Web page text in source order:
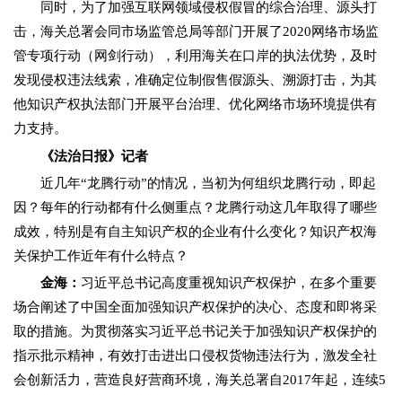
同时，为了加强互联网领域侵权假冒的综合治理、源头打
击，海关总署会同市场监管总局等部门开展了2020网络市场监
管专项行动（网剑行动），利用海关在口岸的执法优势，及时
发现侵权违法线索，准确定位制假售假源头、溯源打击，为其
他知识产权执法部门开展平台治理、优化网络市场环境提供有
力支持。
《法治日报》记者
近几年“龙腾行动”的情况，当初为何组织龙腾行动，即起
因？每年的行动都有什么侧重点？龙腾行动这几年取得了哪些
成效，特别是有自主知识产权的企业有什么变化？知识产权海
关保护工作近年有什么特点？
金海： 习近平总书记高度重视知识产权保护，在多个重要
场合阐述了中国全面加强知识产权保护的决心、态度和即将采
取的措施。为贯彻落实习近平总书记关于加强知识产权保护的
指示批示精神，有效打击进出口侵权货物违法行为，激发全社
会创新活力，营造良好营商环境，海关总署自2017年起，连续5